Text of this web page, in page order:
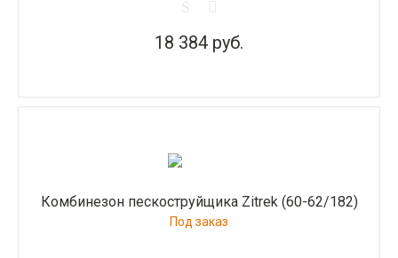
18 384 руб.
Комбинезон пескоструйщика Zitrek (60-62/182)
Под заказ